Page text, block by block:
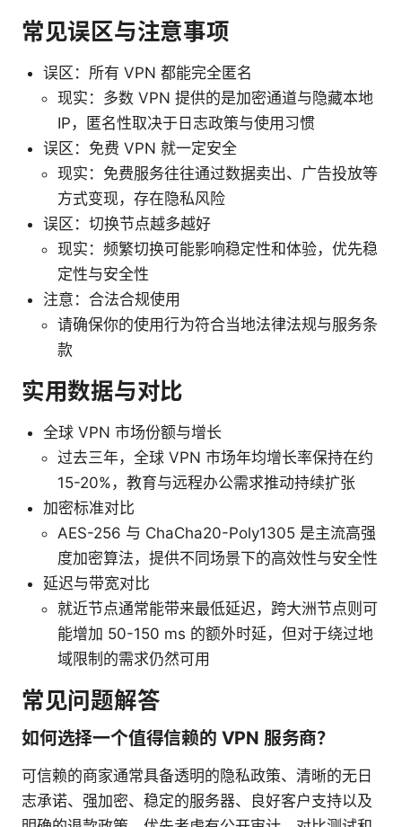
常见误区与注意事项
误区：所有 VPN 都能完全匿名
现实：多数 VPN 提供的是加密通道与隐藏本地
IP，匿名性取决于日志政策与使用习惯
误区：免费 VPN 就一定安全
现实：免费服务往往通过数据卖出、广告投放等
方式变现，存在隐私风险
误区：切换节点越多越好
现实：频繁切换可能影响稳定性和体验，优先稳
定性与安全性
注意：合法合规使用
请确保你的使用行为符合当地法律法规与服务条
款
实用数据与对比
全球 VPN 市场份额与增长
过去三年，全球 VPN 市场年均增长率保持在约
15-20%，教育与远程办公需求推动持续扩张
加密标准对比
AES-256 与 ChaCha20-Poly1305 是主流高强
度加密算法，提供不同场景下的高效性与安全性
延迟与带宽对比
就近节点通常能带来最低延迟，跨大洲节点则可
能增加 50-150 ms 的额外时延，但对于绕过地
域限制的需求仍然可用
常见问题解答
如何选择一个值得信赖的 VPN 服务商？
可信赖的商家通常具备透明的隐私政策、清晰的无日
志承诺、强加密、稳定的服务器、良好客户支持以及